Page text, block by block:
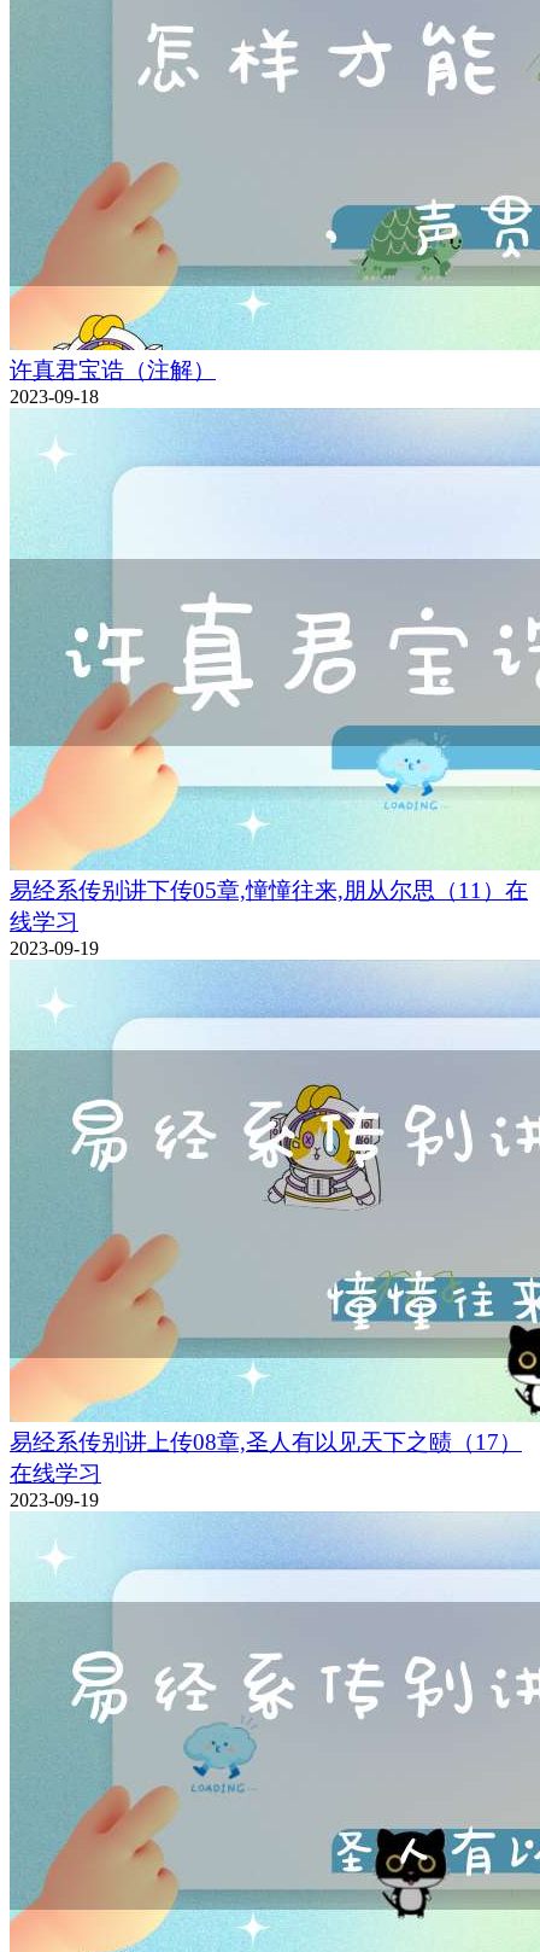
许真君宝诰（注解）
2023-09-18
易经系传别讲下传05章,憧憧往来,朋从尔思（11）在
线学习
2023-09-19
易经系传别讲上传08章,圣人有以见天下之赜（17）
在线学习
2023-09-19